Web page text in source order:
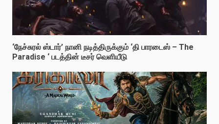
‘நேச்சுரல் ஸ்டார்’ நானி நடித்திருக்கும் ‘தி பாரடைஸ் – The
Paradise ‘ படத்தின் டீசர் வெளியீடு